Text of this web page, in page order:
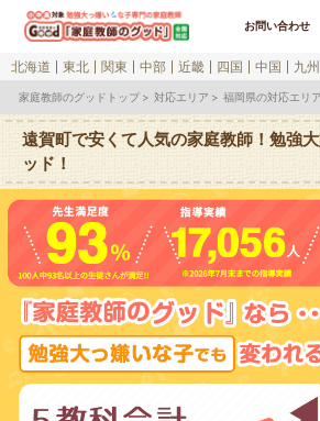
お問い合わせ
北海道 東北 関東 中部 近畿 四国 中国 九州
家庭教師のグッドトップ 対応エリア 福岡県の対応エリア
遠賀町で安くて人気の家庭教師！勉強
ッド！